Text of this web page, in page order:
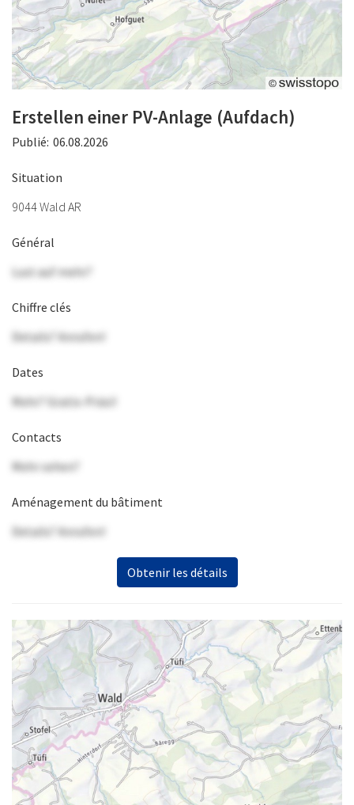
Erstellen einer PV-Anlage (Aufdach)
Publié: 06.08.2026
Situation
9044 Wald AR
Général
Lust auf mehr?
Chiffre clés
Details? Anrufen!
Dates
Mehr? Gratis-Präsi!
Contacts
Mehr sehen?
Aménagement du bâtiment
Details? Anrufen!
Obtenir les détails